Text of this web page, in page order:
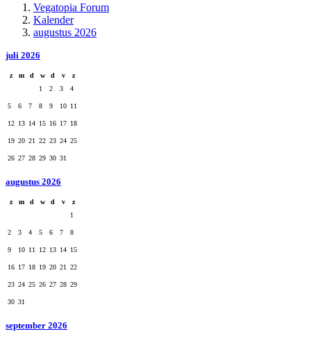
Vegatopia Forum
Kalender
augustus 2026
juli 2026
z m d w d v
z
1
2 3 4
5 6 7 8 9 10 11
12 13 14 15 16 17 18
19 20 21 22 23 24 25
26 27 28 29 30 31
augustus 2026
z m d w d v
z
1
2 3 4 5 6 7 8
9 10 11 12 13 14 15
16 17 18 19 20 21 22
23 24 25 26 27 28 29
30 31
september 2026